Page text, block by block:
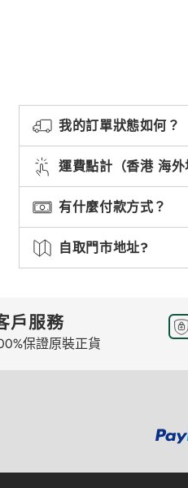
我的訂單狀態如何？
運費點計（香港 海外
有什麼付款方式？
自取門市地址?
戶服務
保證原裝正貨